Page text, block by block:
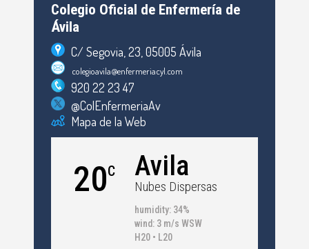
Colegio Oficial de Enfermería de
Ávila
C/ Segovia, 23, 05005 Ávila
colegioavila@enfermeriacyl.com
920 22 23 47
@ColEnfermeriaAv
Mapa de la Web
20C Avila
Nubes Dispersas
humidity: 34%
wind: 3 m/s WSW
H20 • L20